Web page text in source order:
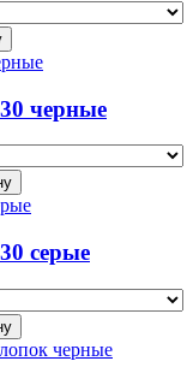
черные
серые